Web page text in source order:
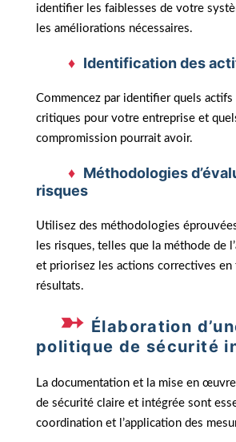
identifier les faiblesses de votre
les améliorations nécessaires.
Identification des
Commencez par identifier quels
critiques pour votre entreprise et
compromission pourrait avoir.
Méthodologies
risques
Utilisez des méthodologies
les risques, telles que la méthode de
et priorisez les actions correctives en
résultats.
Élaboration
politique de sécurité
La documentation et la mise en
de sécurité claire et intégrée sont
coordination et l’application des